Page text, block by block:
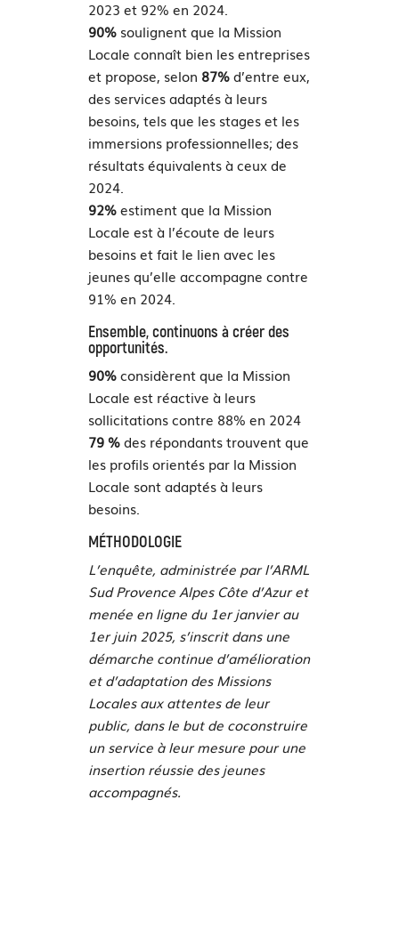
2023 et 92% en 2024.
90%soulignent que la Mission
Locale connaît bien les entreprises
et propose, selon 87%d’entre eux,
des services adaptés à leurs
besoins, tels que les stages et les
immersions professionnelles; des
résultats équivalents à ceux de
2024.
92%estiment que la Mission
Locale est à l’écoute de leurs
besoins et fait le lien avec les
jeunes qu’elle accompagne contre
91% en 2024.
Ensemble, continuons à créer des
opportunités.
90%considèrent que la Mission
Locale est réactive à leurs
sollicitations contre 88% en 2024
79 %des répondants trouvent que
les profils orientés par la Mission
Locale sont adaptés à leurs
besoins.
MÉTHODOLOGIE
L’enquête, administrée par l’ARML
Sud Provence Alpes Côte d’Azur et
menée en ligne du 1er janvier au
1er juin 2025, s’inscrit dans une
démarche continue d’amélioration
et d’adaptation des Missions
Locales aux attentes de leur
public, dans le but de coconstruire
un service à leur mesure pour une
insertion réussie des jeunes
accompagnés.